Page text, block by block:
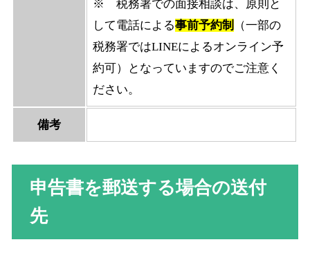
※ 税務署での面接相談は、原則と
して電話による事前予約制
（一部の
税務署ではLINEによるオンライン予
約可）となっていますのでご注意く
ださい。
備考
申告書を郵送する場合の送付
先